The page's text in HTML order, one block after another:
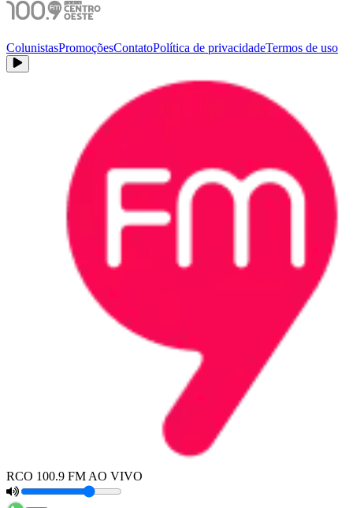
ColunistasPromoçõesContatoPolítica de privacidadeTermos de uso
RCO 100.9 FM AO VIVO